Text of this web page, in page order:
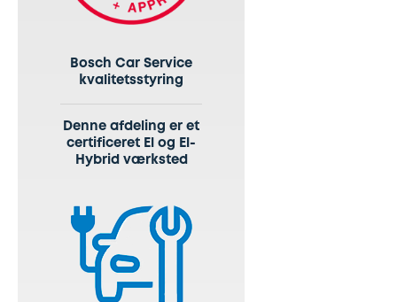
Bosch Car Service
kvalitetsstyring
Denne afdeling er et
certificeret El og El-
Hybrid værksted